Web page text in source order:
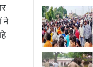
ने